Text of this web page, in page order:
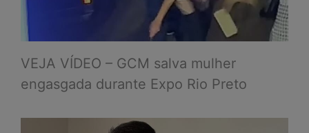
VEJA VÍDEO – GCM salva mulher
engasgada durante Expo Rio Preto